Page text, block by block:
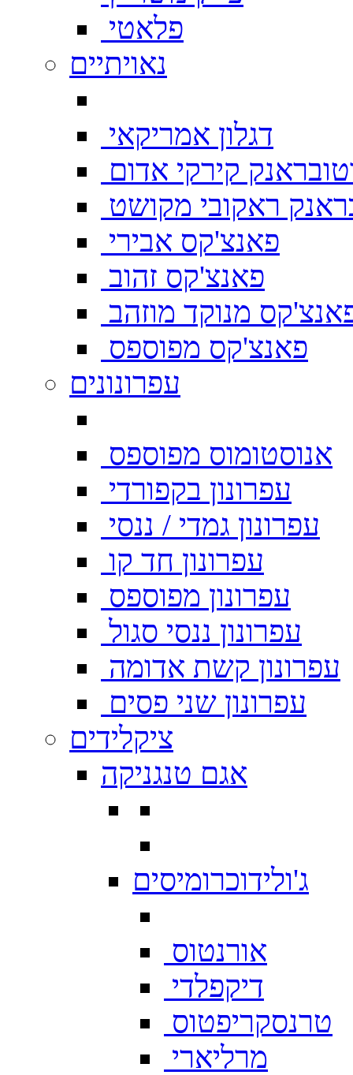
פלאטי
נאויתיים
דגלון אמריקאי
קירקי אדום
ראקובי מקושט
פאנצ'קס אבירי
פאנצ'קס זהוב
מנוקד מוזהב
פאנצ'קס מפוספס
עפרונונים
אנוסטומוס מפוספס
עפרונון בקפורדי
עפרונון גמדי / ננסי
עפרונון חד קו
עפרונון מפוספס
עפרונון ננסי סגול
עפרונון קשת אדומה
עפרונון שני פסים
ציקלידים
אגם טנגניקה
ג'ולידוכרומיסים
אורנטוס
דיקפלדי
טרנסקריפטוס
מרליארי